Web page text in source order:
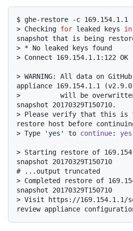
$ ghe-restore -c 169.154.1.1
> Checking for leaked keys in
snapshot that is being
> * No leaked keys found
> Connect 169.154.1.1:122
> WARNING: All data on
appliance 169.154.1.1
>
will be
snapshot 20170329T150710.
> Please verify that this is
restore host before
> Type 'yes' to continue: yes
> Starting restore of
snapshot 20170329T150710
#
...output truncated
> Completed restore of
snapshot 20170329T150710
> Visit https://169.154.1.1/
review appliance